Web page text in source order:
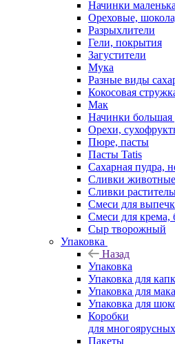
Начинки
Ореховые,
Разрыхлители
Гели, покрытия
Загустители
Мука
Разные виды
Кокосовая
Мак
Начинки большая
Орехи,
Пюре, пасты
Пасты Tatis
Сахарная пудра,
Сливки животные
Сливки
Смеси для
Смеси для крема,
Сыр творожный
Упаковка
Назад
Упаковка
Упаковка для
Упаковка для
Упаковка для
Коробки
для
Пакеты